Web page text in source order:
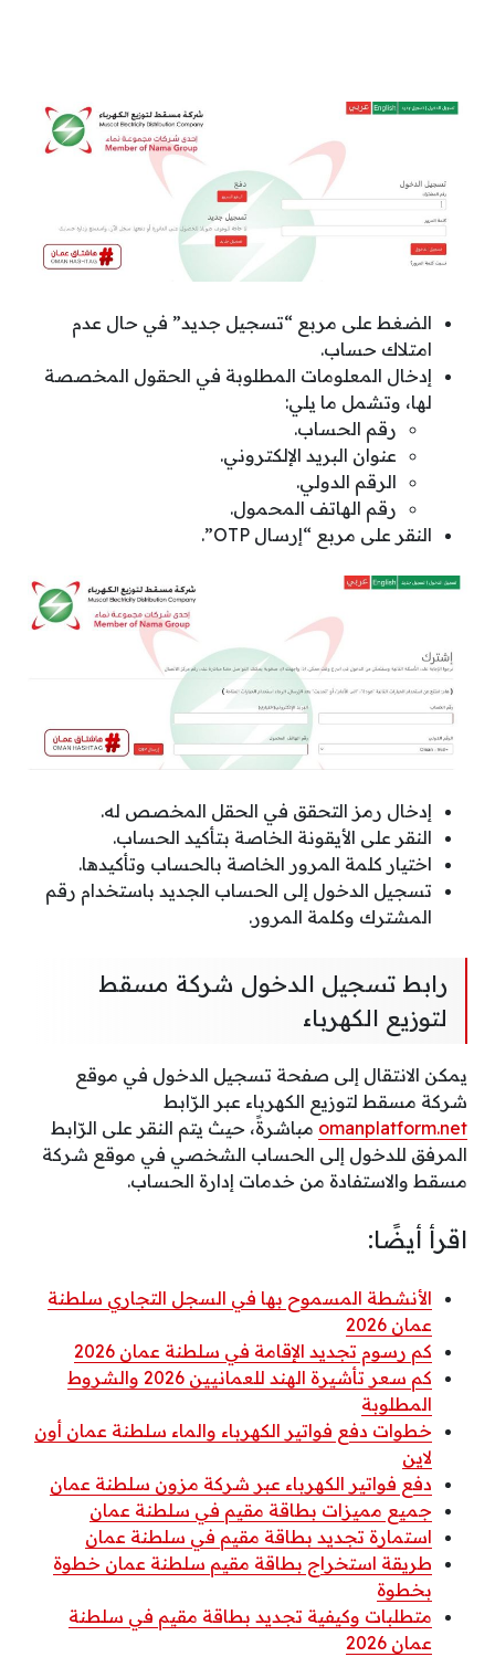
الضغط على مربع “تسجيل جديد” في حال عدم
امتلاك حساب.
إدخال المعلومات المطلوبة في الحقول المخصصة
لها، وتشمل ما يلي:
رقم الحساب.
عنوان البريد الإلكتروني.
الرقم الدولي.
رقم الهاتف المحمول.
النقر على مربع “إرسال OTP”.
إدخال رمز التحقق في الحقل المخصص له.
النقر على الأيقونة الخاصة بتأكيد الحساب.
اختيار كلمة المرور الخاصة بالحساب وتأكيدها.
تسجيل الدخول إلى الحساب الجديد باستخدام رقم
المشترك وكلمة المرور.
رابط تسجيل الدخول شركة مسقط
لتوزيع الكهرباء
يمكن الانتقال إلى صفحة تسجيل الدخول في موقع
شركة مسقط لتوزيع الكهرباء عبر الرّابط
omanplatform.net مباشرةً، حيث يتم النقر على الرّابط
المرفق للدخول إلى الحساب الشخصي في موقع شركة
مسقط والاستفادة من خدمات إدارة الحساب.
اقرأ أيضًا:
الأنشطة المسموح بها في السجل التجاري سلطنة
عمان 2026
كم رسوم تجديد الإقامة في سلطنة عمان 2026
كم سعر تأشيرة الهند للعمانيين 2026 والشروط
المطلوبة
خطوات دفع فواتير الكهرباء والماء سلطنة عمان أون
لاين
دفع فواتير الكهرباء عبر شركة مزون سلطنة عمان
جميع مميزات بطاقة مقيم في سلطنة عمان
استمارة تجديد بطاقة مقيم في سلطنة عمان
طريقة استخراج بطاقة مقيم سلطنة عمان خطوة
بخطوة
متطلبات وكيفية تجديد بطاقة مقيم في سلطنة
عمان 2026